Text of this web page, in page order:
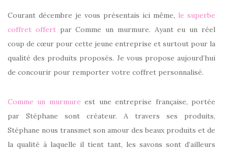
Courant décembre je vous présentais ici même, le superbe
coffret offertpar Comme un murmure. Ayant eu un réel
coup de cœur pour cette jeune entreprise et surtout pour la
qualité des produits proposés. Je vous propose aujourd’hui
de concourir pour remporter votre coffret personnalisé.
Comme un murmure est une entreprise française, portée
par Stéphane sont créateur. A travers ses produits,
Stéphane nous transmet son amour des beaux produits et de
la qualité à laquelle il tient tant, les savons sont d’ailleurs